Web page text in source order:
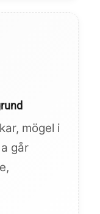
mögel i
går